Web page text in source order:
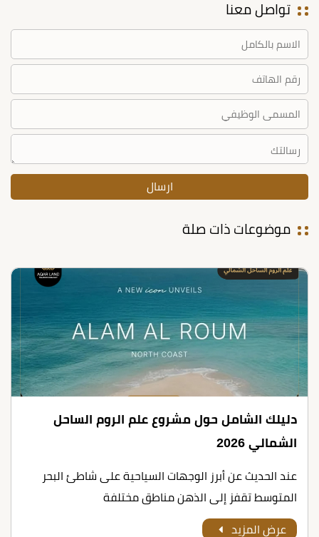
تواصل معنا
موضوعات ذات صلة
دليلك الشامل حول مشروع علم الروم الساحل
الشمالي 2026
عند الحديث عن أبرز الوجهات السياحية على شاطئ البحر
المتوسط تقفز إلى الذهن مناطق مختلفة
عرض المزيد